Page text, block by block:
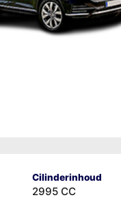
Cilinderinhoud
2995 CC